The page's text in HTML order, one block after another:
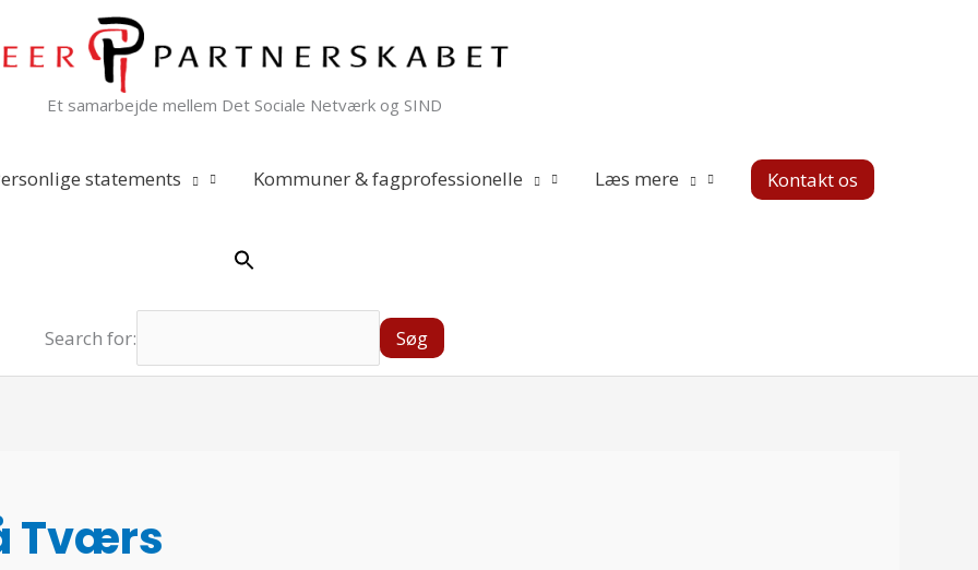
Et samarbejde mellem Det Sociale Netværk og SIND
statements Kommuner & fagprofessionelle Læs mere Kontakt os
Search for:
Tværs